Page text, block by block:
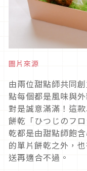
圖片來源
由兩位甜點師共同
點每個都是風味與
對是誠意滿滿！這
餅乾「ひつじのフ
乾都是由甜點師飽
的單片餅乾之外，
送再適合不過。